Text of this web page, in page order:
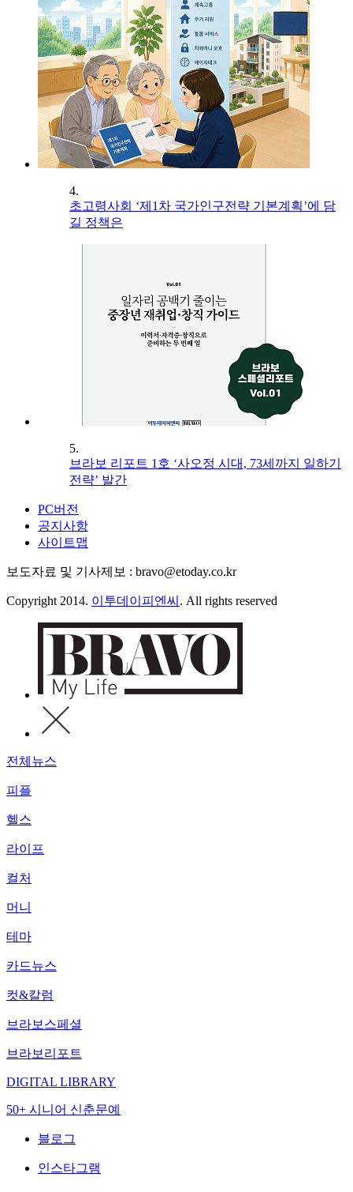
4.
초고령사회 ‘제1차 국가인구전략 기본계획’에 담
길 정책은
5.
브라보 리포트 1호 ‘사오정 시대, 73세까지 일하기
전략’ 발간
PC버전
공지사항
사이트맵
보도자료 및 기사제보 : bravo@etoday.co.kr
Copyright 2014. 이투데이피엔씨 . All rights reserved
전체뉴스
피플
헬스
라이프
컬처
머니
테마
카드뉴스
컷&칼럼
브라보스페셜
브라보리포트
DIGITAL LIBRARY
50+ 시니어 신춘문예
블로그
인스타그램